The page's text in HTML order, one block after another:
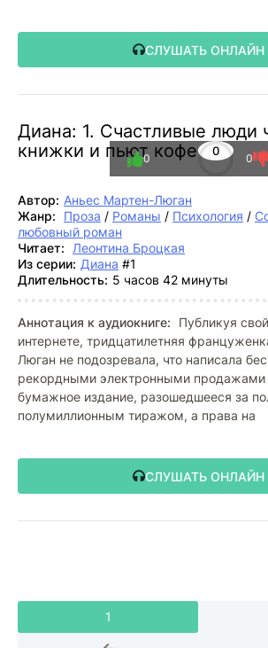
СЛУШАТЬ ОНЛАЙН
Диана: 1. Счастливые люди
книжки и пьют кофе
0
0 0
Автор: Аньес Мартен-Люган
Жанр:
Проза / Романы / Психология /
любовный роман
Читает:
Леонтина Броцкая
Из серии: Диана #1
Длительность: 5 часов 42 минуты
Аннотация к аудиокниге:
Публикуя
интернете, тридцатилетняя
Люган не подозревала, что написала
рекордными электронными продажами
бумажное издание, разошедшееся за
полумиллионным тиражом, а права на
СЛУШАТЬ ОНЛАЙН
1